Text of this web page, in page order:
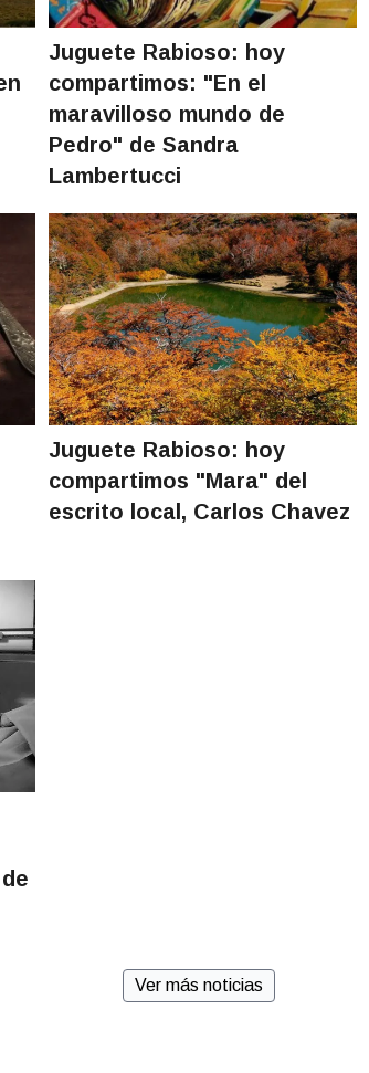
Juguete Rabioso: hoy
compartimos: "En el
maravilloso mundo de
Pedro" de Sandra
Lambertucci
Juguete Rabioso: hoy
compartimos "Mara" del
escrito local, Carlos Chavez
Ver más noticias